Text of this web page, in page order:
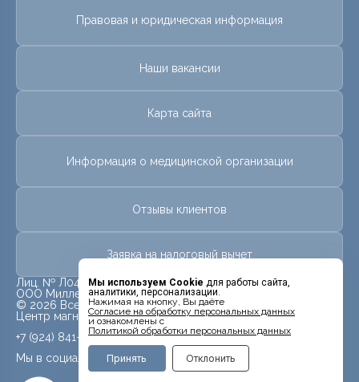
Мы используем Cookie для работы сайта,
аналитики, персонализации.
Нажимая на кнопку, Вы даёте
Cогласие на обработку персональных данных
и ознакомлены с
Политикой обработки персональных данных
Принять Отклонить
Правовая и юридическая информация
Наши вакансии
Карта сайта
Информация о медицинской организации
Отзывы клиентов
Заявка на налоговый вычет
Лиц. № Л041-01123-28/00307651 от 09 августа 2016г.
ООО Миллениум
© 2026 Все права защищены.
Центр магнитно-резонансной томографии «МРТ Лидер»
Мы в социальных сетях
+7 (924) 841-12-37